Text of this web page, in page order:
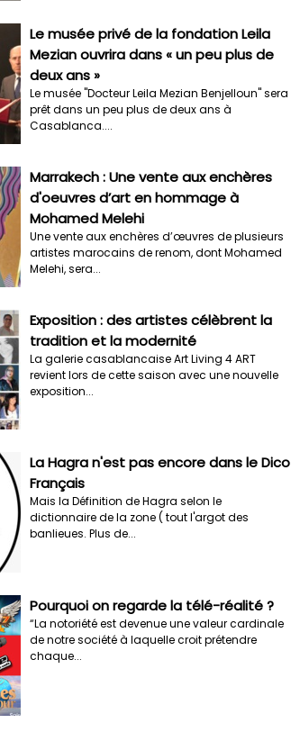
Le musée privé de la fondation Leila
Mezian ouvrira dans « un peu plus de
deux ans »
Le musée "Docteur Leila Mezian Benjelloun" sera
prêt dans un peu plus de deux ans à
Casablanca....
Marrakech : Une vente aux enchères
d'oeuvres d’art en hommage à
Mohamed Melehi
Une vente aux enchères d’œuvres de plusieurs
artistes marocains de renom, dont Mohamed
Melehi, sera...
Exposition : des artistes célèbrent la
tradition et la modernité
La galerie casablancaise Art Living 4 ART
revient lors de cette saison avec une nouvelle
exposition...
La Hagra n'est pas encore dans le Dico
Français
Mais la Définition de Hagra selon le
dictionnaire de la zone ( tout l'argot des
banlieues. Plus de...
Pourquoi on regarde la télé-réalité ?
“La notoriété est devenue une valeur cardinale
de notre société à laquelle croit prétendre
chaque...